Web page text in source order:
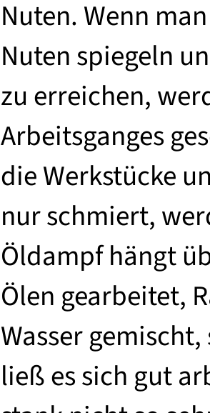
Nuten. Wenn
Nuten spiegeln
zu erreichen,
Arbeitsganges
die Werkstücke
nur schmiert,
Öldampf hängt
Ölen gearbeitet,
Wasser
ließ es sich gut